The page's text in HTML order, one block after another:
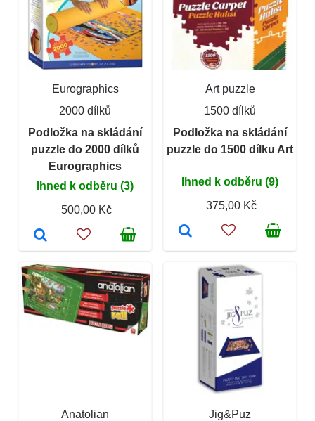
Eurographics
2000 dílků
Podložka na skládání
puzzle do 2000 dílků
Eurographics
Ihned k odběru (3)
500,00 Kč
Art puzzle
1500 dílků
Podložka na skládání
puzzle do 1500 dílku Art
Ihned k odběru (9)
375,00 Kč
Anatolian
Jig&Puz